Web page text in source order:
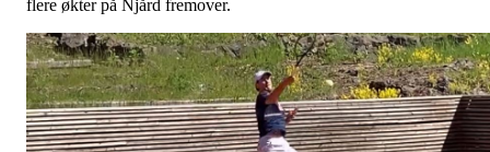
flere økter på Njård fremover.